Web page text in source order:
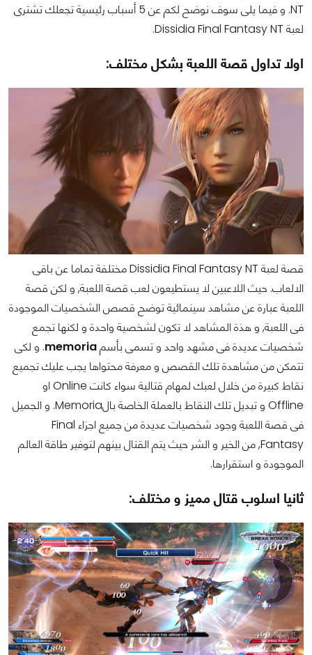
NT. و فيما يلى سوف نوضح لكم عن 5 أسباب رئيسية تجعلك تشترى
لعبة Dissidia Final Fantasy NT.
اولا تداول قصة اللعبة بشكل مختلف:
قصة لعبة Dissidia Final Fantasy NT مختلفة تماما عن باقى
الالعاب. حيث اللاعبين لا يستطيعون لعب قصة اللعبة, و لكن قصة
اللعبة عبارة عن مشاهد سينمائية توضح قصص الشخصيات الموجودة
فى اللعبة, و هذة المشاهد لا تكون لشخصية واحدة و لكنها تجمع
شخصيات عديدة فى مشهد واحد و تسمى بأسمmemoria. و لكى
تتمكن من مشاهدة تلك القصص و معرفة محتواها يجب عليك تجميع
نقاط كبيرة من خلال لعبك لمهام قتالية سواء كانت Online او
Offline و تبديل تلك النقاط بالعملة الخاصة بالMemoria. و الجميل
فى قصة اللعبة وجود شخصيات عديدة من جميع اجزاء Final
Fantasy, من الخير و الشر حيث يتم القتال بينهم لتوفير طاقة العالم
الموجودة و استقرارها.
ثانيا اسلوب قتال مميز و مختلف: